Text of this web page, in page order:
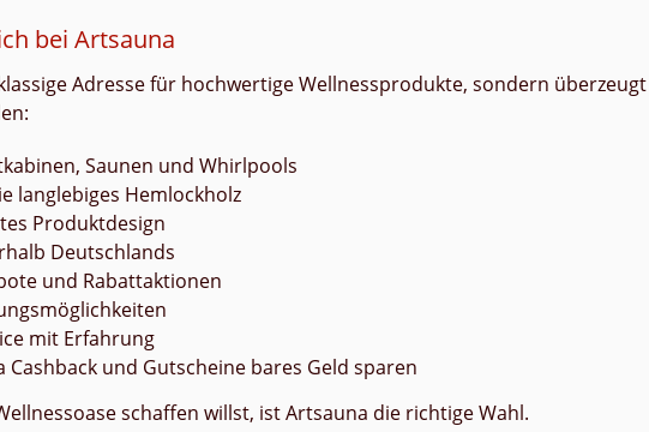
bei Artsauna
Adresse für hochwertige Wellnessprodukte, sondern überzeugt
Saunen und Whirlpools
langlebiges Hemlockholz
Produktdesign
Deutschlands
und Rabattaktionen
mit Erfahrung
und Gutscheine bares Geld sparen
schaffen willst, ist Artsauna die richtige Wahl.